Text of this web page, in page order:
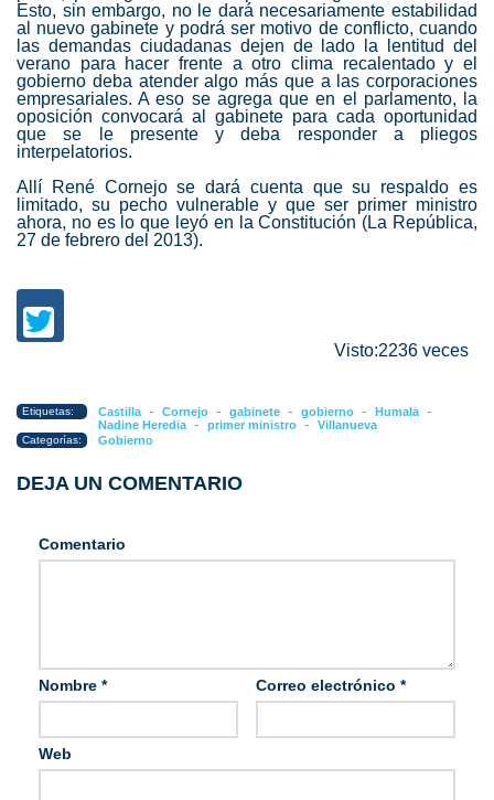
Esto, sin embargo, no le dará necesariamente estabilidad
al nuevo gabinete y podrá ser motivo de conflicto, cuando
las demandas ciudadanas dejen de lado la lentitud del
verano para hacer frente a otro clima recalentado y el
gobierno deba atender algo más que a las corporaciones
empresariales. A eso se agrega que en el parlamento, la
oposición convocará al gabinete para cada oportunidad
que se le presente y deba responder a pliegos
interpelatorios.
Allí René Cornejo se dará cuenta que su respaldo es
limitado, su pecho vulnerable y que ser primer ministro
ahora, no es lo que leyó en la Constitución (La República,
27 de febrero del 2013).
Visto:2236 veces
Etiquetas: Castilla - Cornejo - gabinete - gobierno - Humala -
Nadine Heredia - primer ministro - Villanueva
Categorías: Gobierno
DEJA UN COMENTARIO
Comentario
Nombre * Correo electrónico *
Web